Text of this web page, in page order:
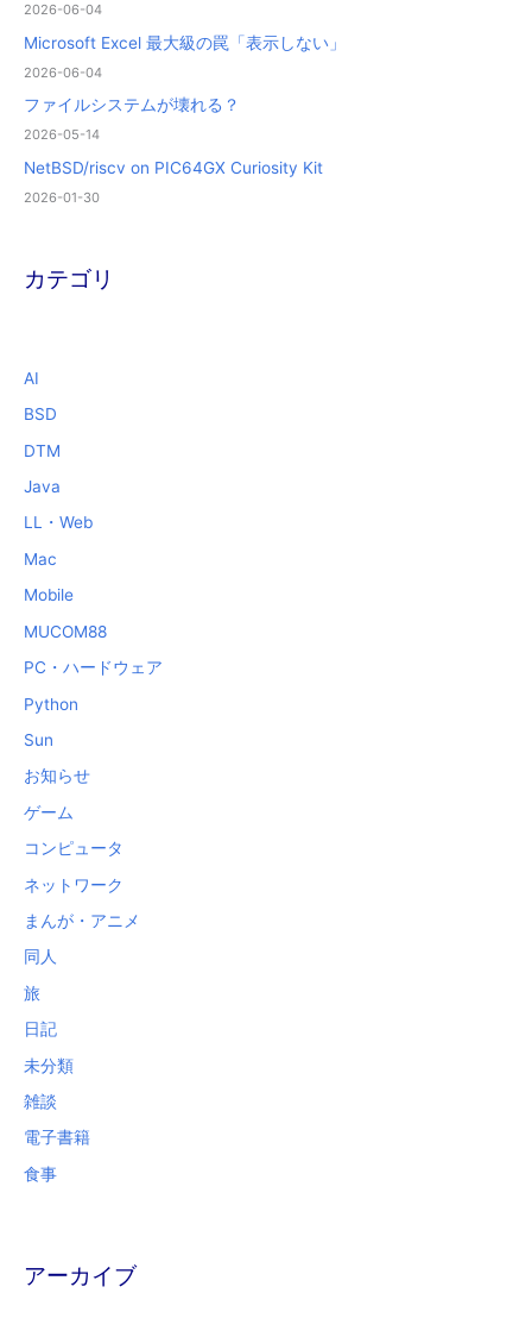
2026-06-04
Microsoft Excel 最大級の罠「表示しない」
2026-06-04
ファイルシステムが壊れる？
2026-05-14
NetBSD/riscv on PIC64GX Curiosity Kit
2026-01-30
カテゴリ
AI
BSD
DTM
Java
LL・Web
Mac
Mobile
MUCOM88
PC・ハードウェア
Python
Sun
お知らせ
ゲーム
コンピュータ
ネットワーク
まんが・アニメ
同人
旅
日記
未分類
雑談
電子書籍
食事
アーカイブ